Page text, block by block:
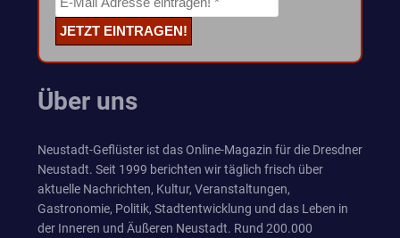
Über uns
Neustadt-Geflüster ist das Online-Magazin für die Dresdner
Neustadt. Seit 1999 berichten wir täglich frisch über
aktuelle Nachrichten, Kultur, Veranstaltungen,
Gastronomie, Politik, Stadtentwicklung und das Leben in
der Inneren und Äußeren Neustadt. Rund 200.000